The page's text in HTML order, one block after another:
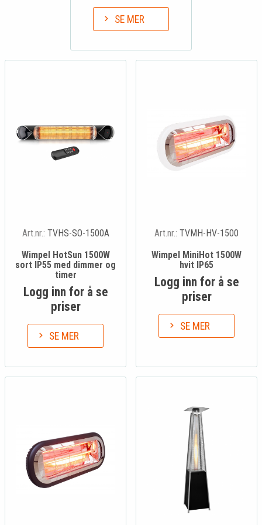
SE MER
Art.nr.: TVHS-SO-1500A
Wimpel HotSun 1500W
sort IP55 med dimmer og
timer
Logg inn for å se
priser
SE MER
Art.nr.: TVMH-HV-1500
Wimpel MiniHot 1500W
hvit IP65
Logg inn for å se
priser
SE MER